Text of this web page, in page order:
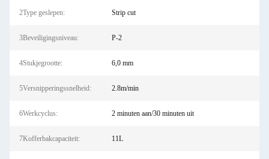
2Type geslepen: Strip cut
3Beveiligingsniveau: P-2
4Stukjegrootte: 6,0 mm
5Versnipperingssnelheid: 2.8m/min
6Werkcyclus: 2 minuten aan/30 minuten uit
7Kofferbakcapaciteit: 11L